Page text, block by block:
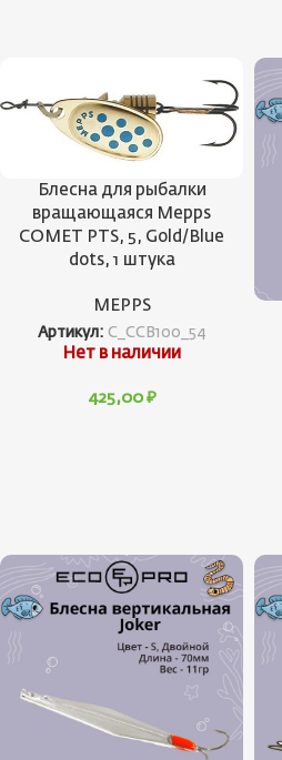
Блесна для рыбалки
вращающаяся Mepps
COMET PTS, 5, Gold/Blue
dots, 1 штука
MEPPS
Артикул: C_CCB100_54
Нет в наличии
425,00 ₽